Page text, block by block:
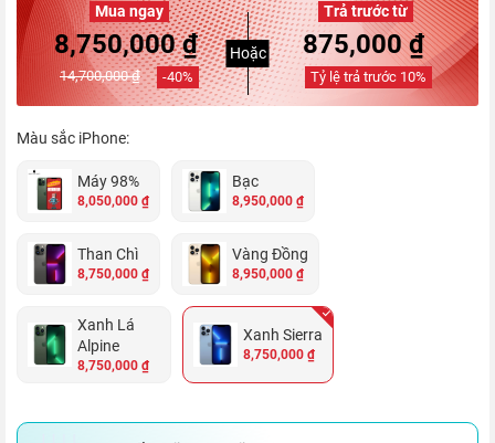
Mua ngay
8,750,000 ₫
14,700,000 ₫ -40%
Hoặc
Trả trước từ
875,000 ₫
Tỷ lệ trả trước 10%
Màu sắc iPhone:
Máy 98%
8,050,000 ₫
Bạc
8,950,000 ₫
Than Chì
8,750,000 ₫
Vàng Đồng
8,950,000 ₫
Xanh Lá
Alpine
8,750,000 ₫
Xanh Sierra
8,750,000 ₫